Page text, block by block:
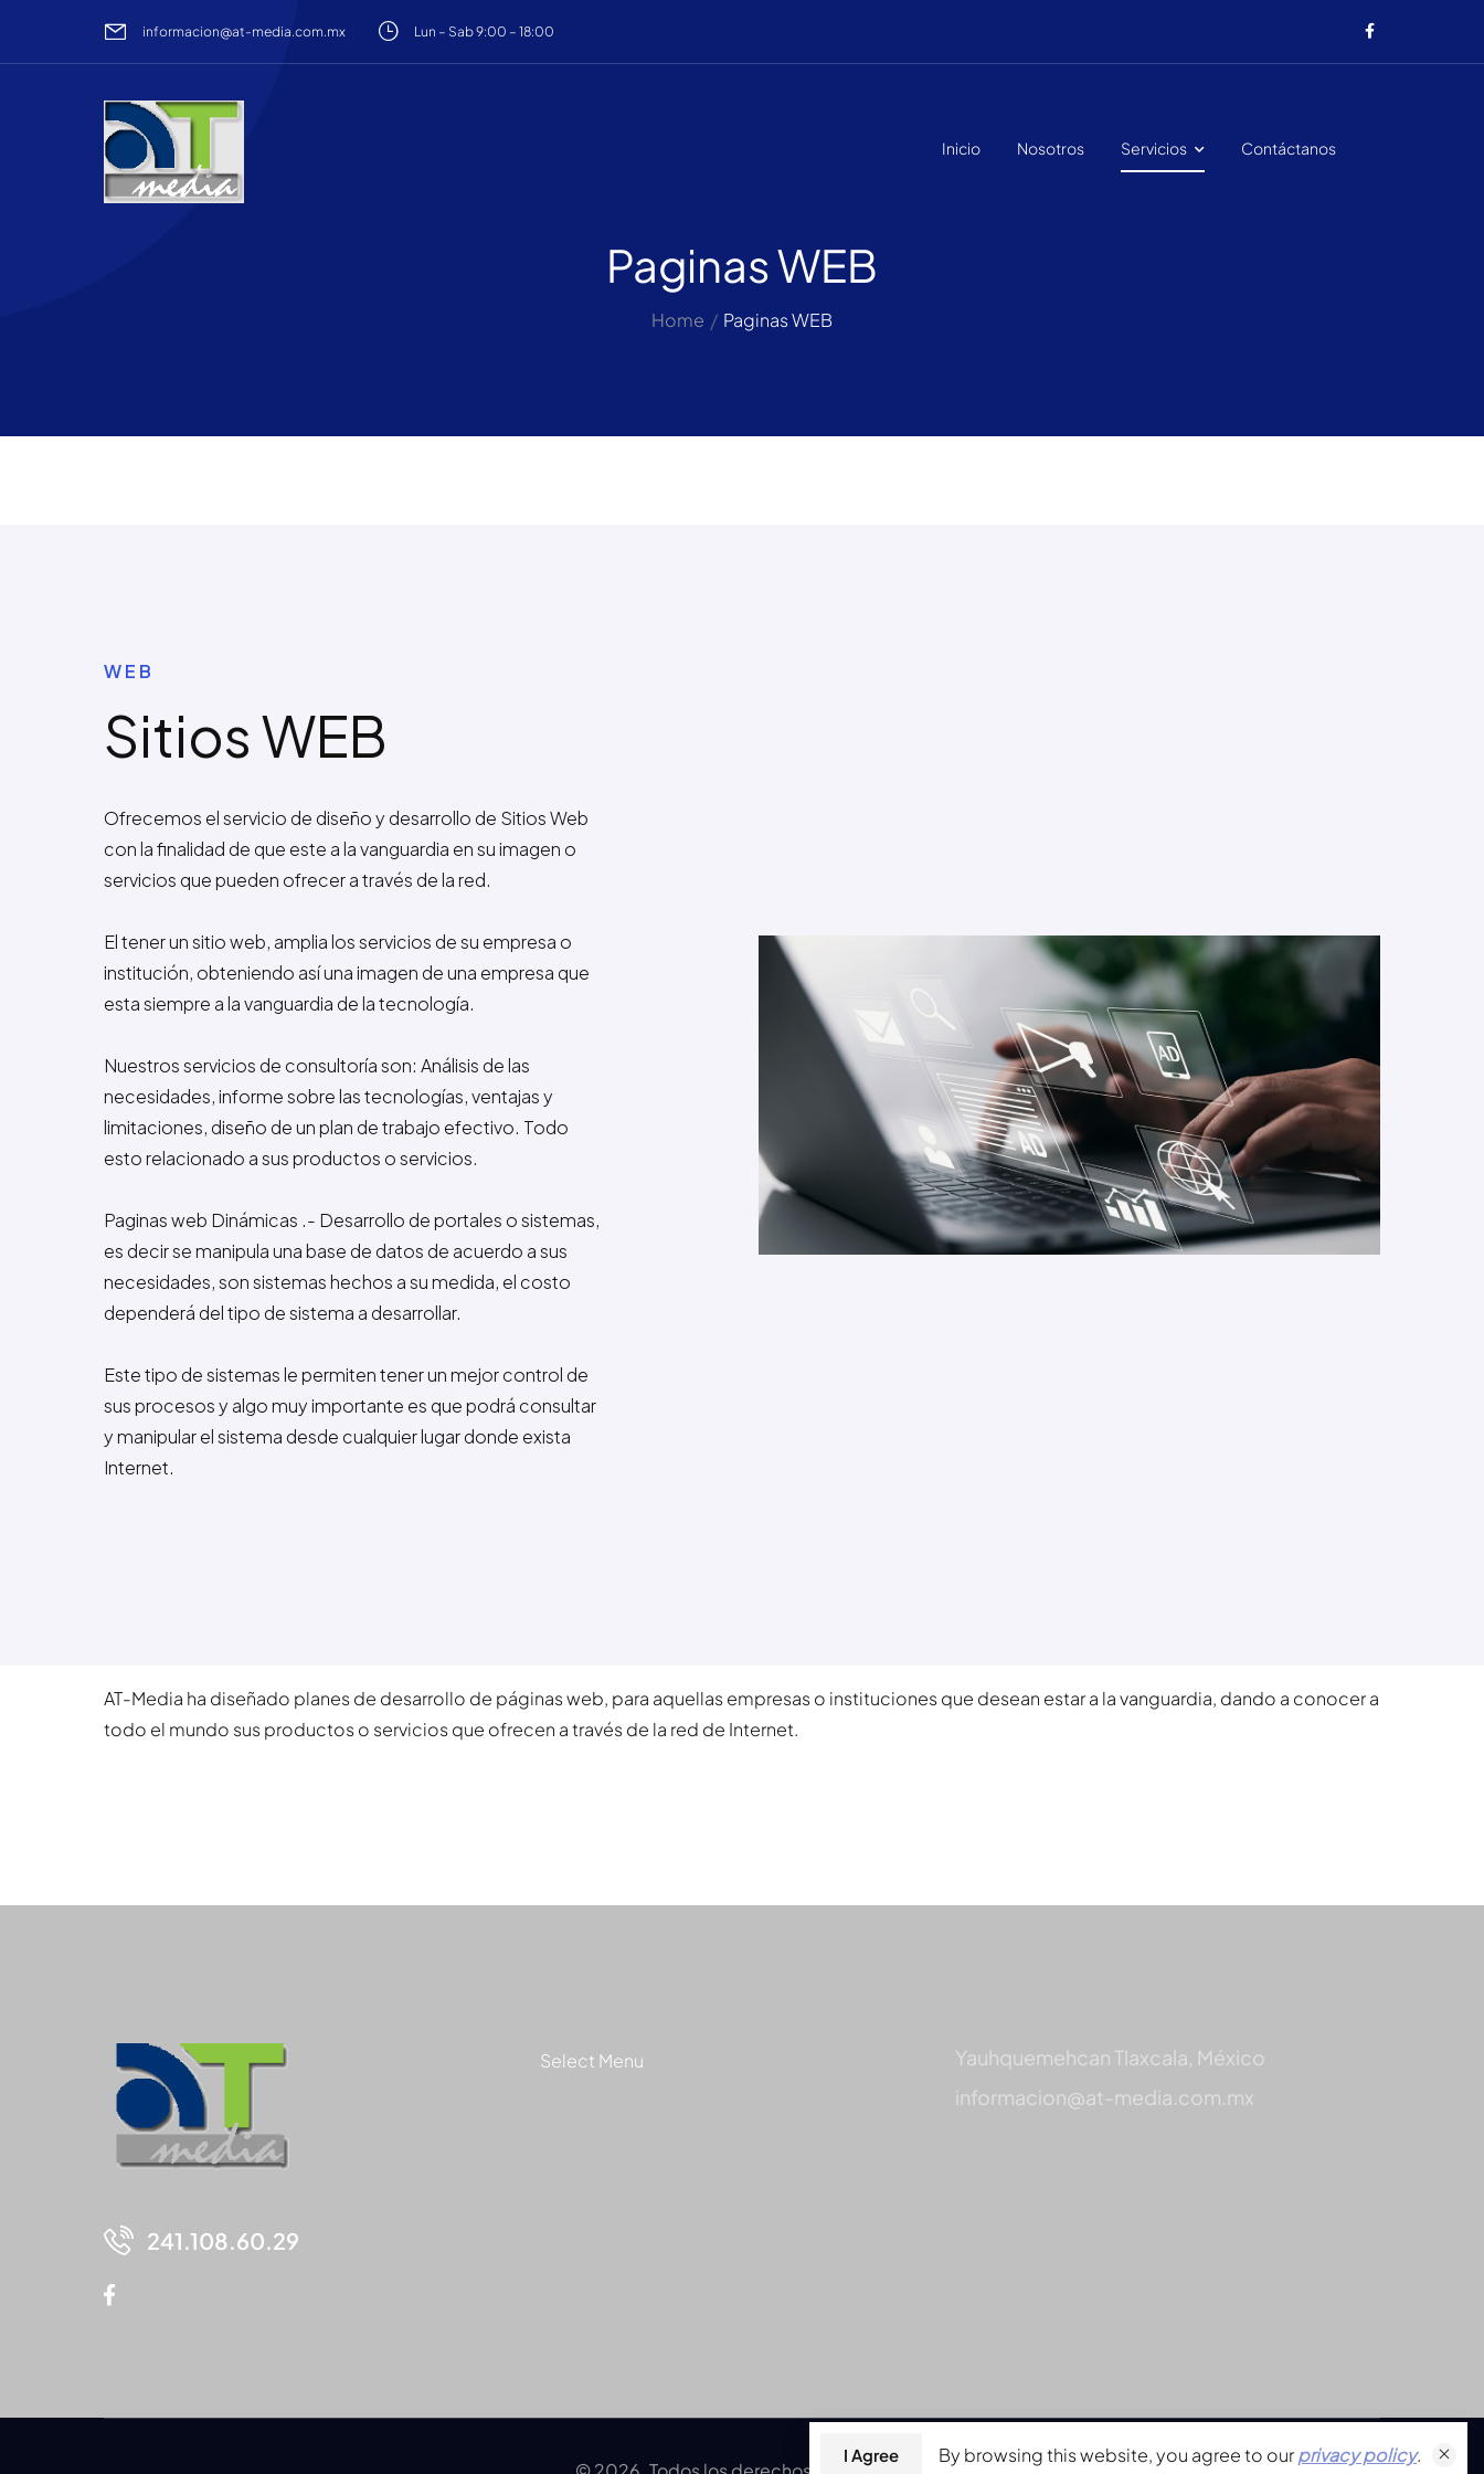
informacion@at-media.com.mx Lun – Sab 9:00 – 18:00
Inicio Nosotros Servicios Contáctanos
Paginas WEB
Home / Paginas WEB
WEB
Sitios WEB
Ofrecemos el servicio de diseño y desarrollo de Sitios Web
con la finalidad de que este a la vanguardia en su imagen o
servicios que pueden ofrecer a través de la red.
El tener un sitio web, amplia los servicios de su empresa o
institución, obteniendo así una imagen de una empresa que
esta siempre a la vanguardia de la tecnología.
Nuestros servicios de consultoría son: Análisis de las
necesidades, informe sobre las tecnologías, ventajas y
limitaciones, diseño de un plan de trabajo efectivo. Todo
esto relacionado a sus productos o servicios.
Paginas web Dinámicas .- Desarrollo de portales o sistemas,
es decir se manipula una base de datos de acuerdo a sus
necesidades, son sistemas hechos a su medida, el costo
dependerá del tipo de sistema a desarrollar.
Este tipo de sistemas le permiten tener un mejor control de
sus procesos y algo muy importante es que podrá consultar
y manipular el sistema desde cualquier lugar donde exista
Internet.
AT-Media ha diseñado planes de desarrollo de páginas web, para aquellas empresas o instituciones que desean estar a la vanguardia, dando a conocer a
todo el mundo sus productos o servicios que ofrecen a través de la red de Internet.
241.108.60.29
Yauhquemehcan Tlaxcala, México
informacion@at-media.com.mx
Select Menu
By browsing this website, you agree to ourprivacy policy.
I Agree